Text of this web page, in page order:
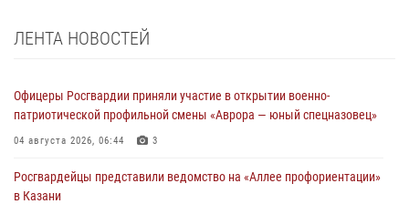
ЛЕНТА НОВОСТЕЙ
Офицеры Росгвардии приняли участие в открытии военно-
патриотической профильной смены «Аврора — юный спецназовец»
04 августа 2026, 06:44 3
Росгвардейцы представили ведомство на «Аллее профориентации»
в Казани